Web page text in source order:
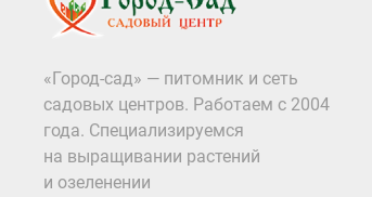
«Город-сад» — питомник и сеть
садовых центров. Работаем с 2004
года. Специализируемся
на выращивании растений
и озеленении